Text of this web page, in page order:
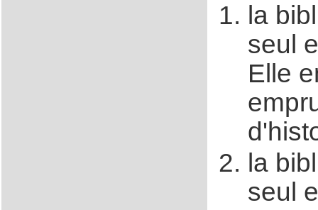
la
seul
Elle
la
seul